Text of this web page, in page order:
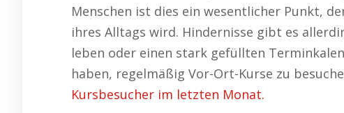
Menschen ist dies ein wesentlicher Punkt,
ihres Alltags wird. Hindernisse gibt es
leben oder einen stark gefüllten
haben, regelmäßig Vor-Ort-Kurse zu
Kursbesucher im letzten Monat.